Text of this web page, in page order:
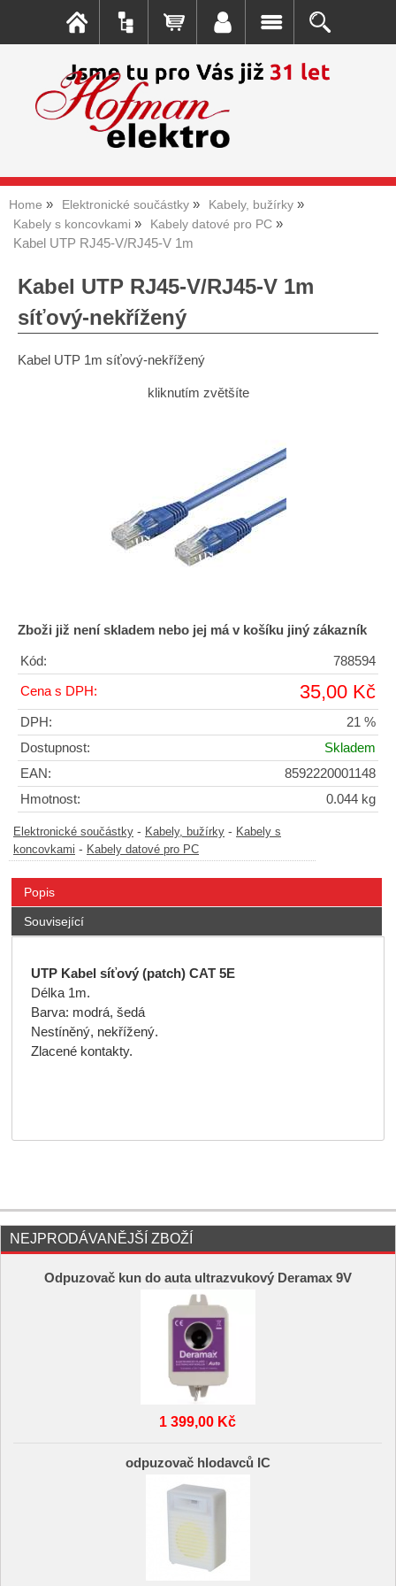
Home Elektronické součástky
Kabely, bužírky
Kabely s koncovkami
Kabely datové pro PC
Kabel UTP RJ45-V/RJ45-V 1m
Kabel UTP RJ45-V/RJ45-V 1m
síťový-nekřížený
Kabel UTP 1m síťový-nekřížený
kliknutím zvětšíte
Zboži již není skladem nebo jej má v košíku jiný zákazník
Kód: 788594
Cena s DPH: 35,00 Kč
DPH:
21 %
Dostupnost:
Skladem
EAN:
8592220001148
Hmotnost:
0.044 kg
Elektronické součástky - Kabely, bužírky - Kabely s
koncovkami - Kabely datové pro PC
Popis
Související
UTP Kabel síťový (patch) CAT 5E
Délka 1m.
Barva: modrá, šedá
Nestíněný, nekřížený.
Zlacené kontakty.
NEJPRODÁVANĚJŠÍ ZBOŽÍ
Odpuzovač kun do auta ultrazvukový Deramax 9V
1 399,00 Kč
odpuzovač hlodavců IC